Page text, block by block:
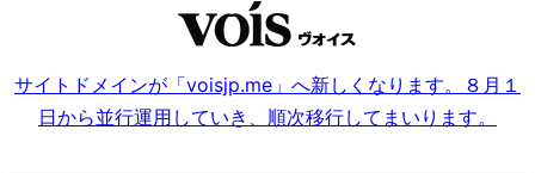
サイトドメインが「voisjp.me」へ新しくなります。８月１
日から並行運用していき、順次移行してまいります。